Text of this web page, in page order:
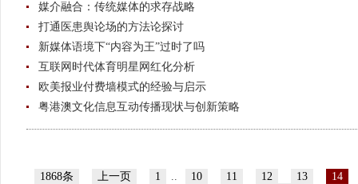
媒介融合：传统媒体的求存战略
打通医患舆论场的方法论探讨
新媒体语境下“内容为王”过时了吗
互联网时代体育明星网红化分析
欧美报业付费墙模式的经验与启示
粤港澳文化信息互动传播现状与创新策略
1868条 上一页 1 .. 10 11 12 13
14